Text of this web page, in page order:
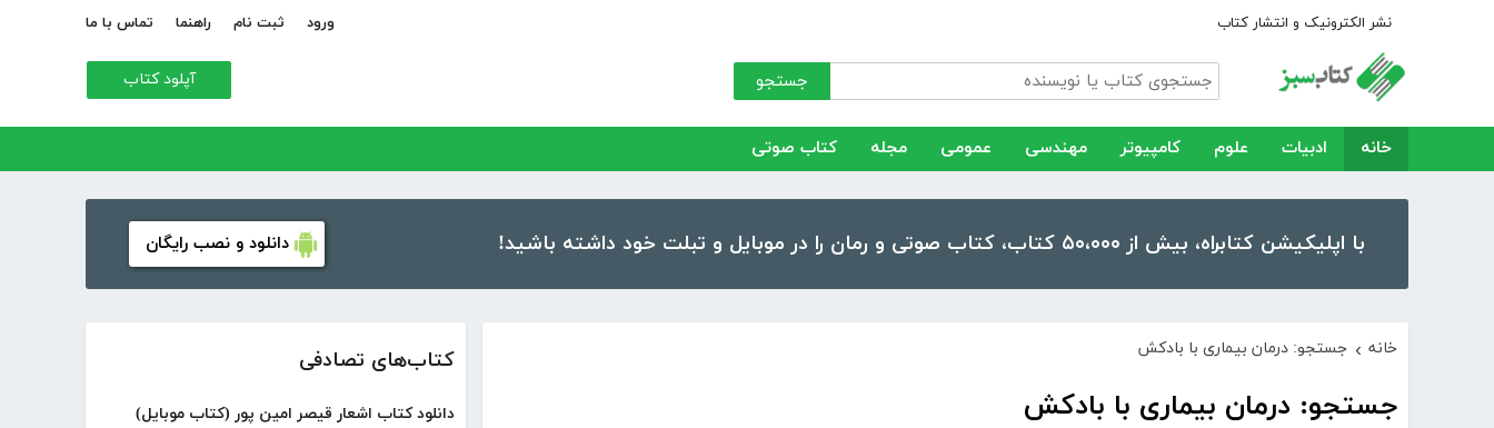
نشر الکترونیک و انتشار کتاب ورود ثبت نام راهنما تماس با ما
جستجو آپلود کتاب
خانه ادبیات علوم کامپیوتر مهندسی عمومی مجله کتاب صوتی
با اپلیکیشن کتابراه، بیش از ۵۰،۰۰۰ کتاب، کتاب صوتی و رمان را در موبایل و تبلت خود داشته باشید! دانلود و نصب رایگان
کتاب‌های تصادفی
دانلود کتاب اشعار قیصر امین پور (کتاب موبایل)
خانه › جستجو: درمان بیماری با بادکش
جستجو: درمان بیماری با بادکش